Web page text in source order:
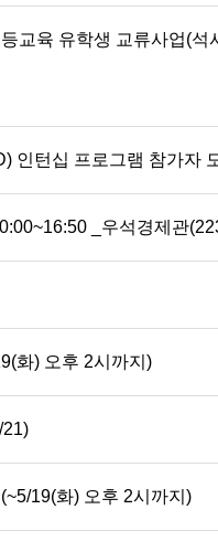
교육 유학생 교류사업(석
인턴십 프로그램 참가자
_우석경제관
화) 오후 2시까지)
21)
19(화) 오후 2시까지)